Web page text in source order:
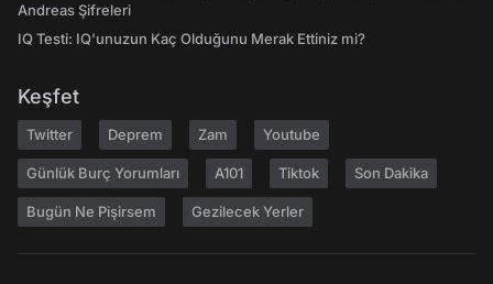
Andreas Şifreleri
IQ Testi: IQ'unuzun Kaç Olduğunu Merak Ettiniz mi?
Keşfet
Twitter Deprem Zam Youtube
Günlük Burç Yorumları A101 Tiktok Son Dakika
Bugün Ne Pişirsem Gezilecek Yerler